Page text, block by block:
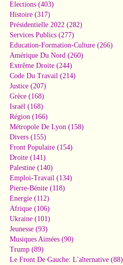
Elections (403)
Histoire (317)
Présidentielle 2022 (282)
Services Publics (277)
Education-Formation-Culture (266)
Amérique Du Nord (260)
Extrême Droite (244)
Code Du Travail (214)
Justice (207)
Grèce (168)
Israël (168)
Région (166)
Métropole De Lyon (158)
Divers (155)
Front Populaire (154)
Droite (141)
Palestine (140)
Emploi-Travail (134)
Pierre-Bénite (118)
Energie (112)
Afrique (106)
Ukraine (101)
Jeunesse (93)
Musiques Aimées (90)
Trump (89)
Le Front De Gauche: L'alternative (88)